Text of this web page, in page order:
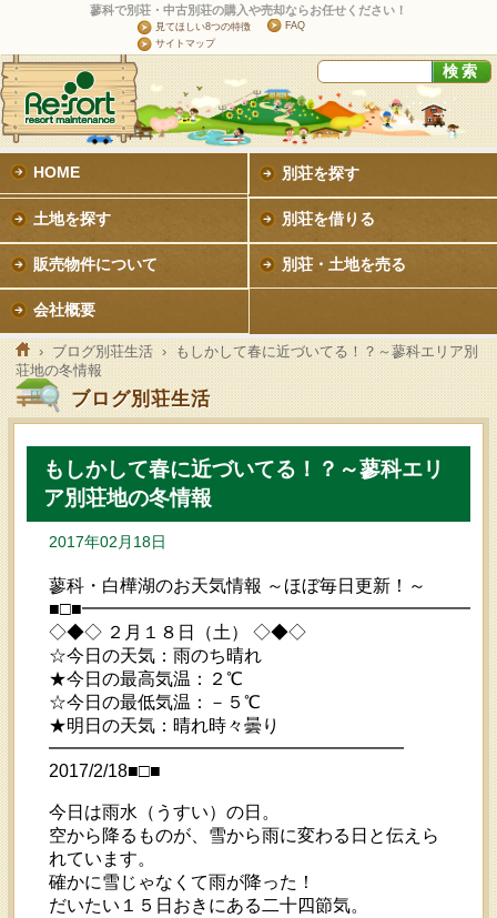
蓼科で別荘・中古別荘の購入や売却ならお任せください！
見てほしい8つの特徴
FAQ
サイトマップ
HOME 別荘を探す
土地を探す 別荘を借りる
販売物件について 別荘・土地を売る
会社概要
›ブログ別荘生活› もしかして春に近づいてる！？～蓼科エリア別
荘地の冬情報
ブログ別荘生活
もしかして春に近づいてる！？～蓼科エリ
ア別荘地の冬情報
2017年02月18日
蓼科・白樺湖のお天気情報 ～ほぼ毎日更新！～
◇◆◇ ２月１８日（土） ◇◆◇
☆今日の天気：雨のち晴れ
★今日の最高気温：２℃
☆今日の最低気温：－５℃
★明日の天気：晴れ時々曇り
━━━━━━━━━━━━━━━━━━━━
2017/2/18■□■
今日は雨水（うすい）の日。
空から降るものが、雪から雨に変わる日と伝えら
れています。
確かに雪じゃなくて雨が降った！
だいたい１５日おきにある二十四節気。